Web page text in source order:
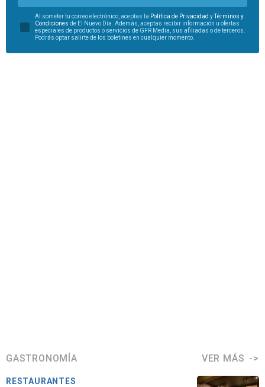
Al someter tu correo electrónico, aceptas la Política de Privacidad y
Términos y
Condiciones de El Nuevo Día. Además, aceptas recibir información u ofertas
especiales de productos o servicios de GFR Media, sus afiliadas o de terceros.
Podrás optar salirte de los boletines en cualquier momento.
GASTRONOMÍA VER MÁS
RESTAURANTES